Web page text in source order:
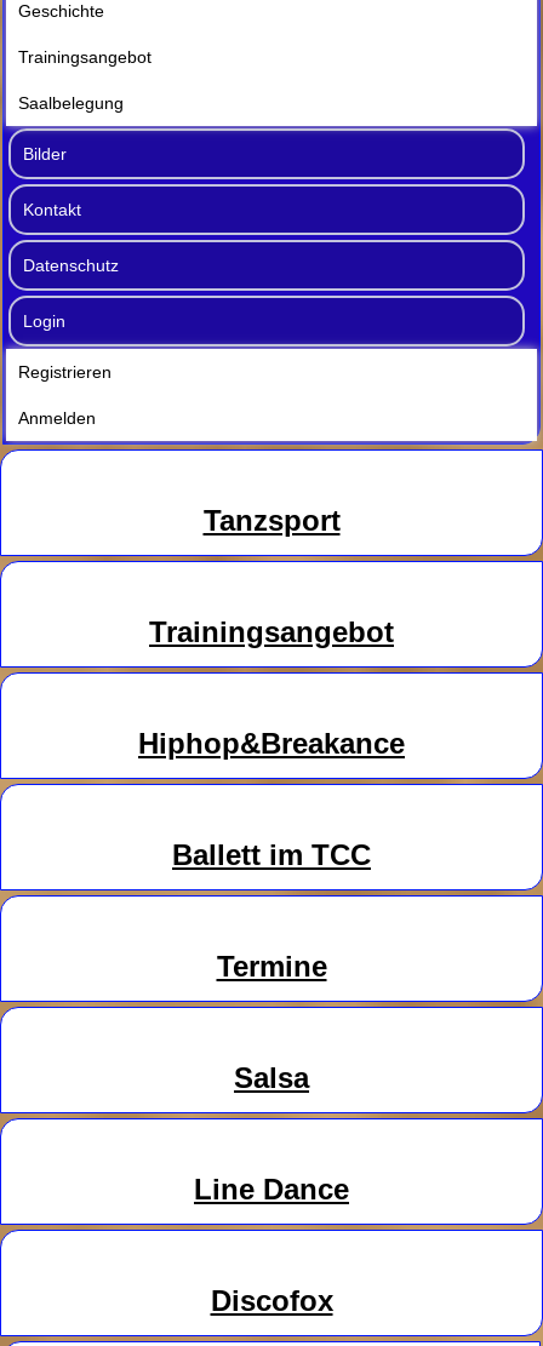
Geschichte
Trainingsangebot
Saalbelegung
Bilder
Kontakt
Datenschutz
Login
Registrieren
Anmelden
Tanzsport
Trainingsangebot
Hiphop&Breakance
Ballett im TCC
Termine
Salsa
Line Dance
Discofox